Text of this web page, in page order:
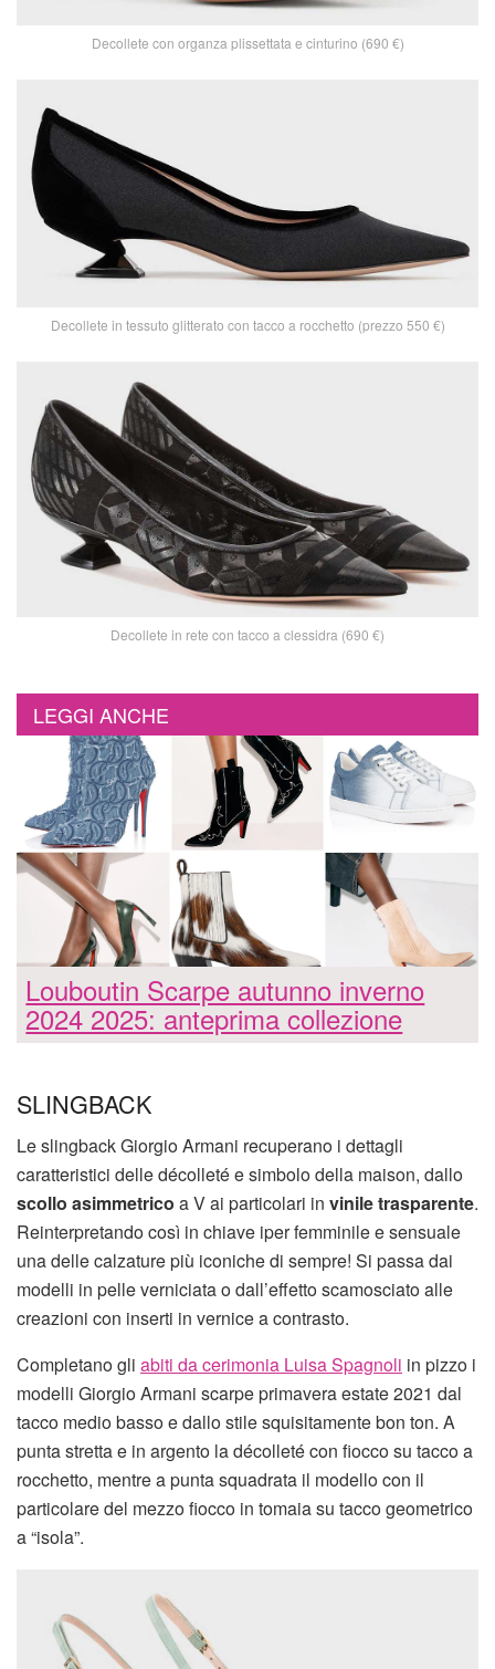
Decollete con organza plissettata e cinturino (690 €)
Decollete in tessuto glitterato con tacco a rocchetto (prezzo 550 €)
Decollete in rete con tacco a clessidra (690 €)
LEGGI ANCHE
Louboutin Scarpe autunno inverno
2024 2025: anteprima collezione
SLINGBACK
Le slingback Giorgio Armani recuperano i dettagli
caratteristici delle décolleté e simbolo della maison, dallo
scollo asimmetrico a V ai particolari in vinile trasparente.
Reinterpretando così in chiave iper femminile e sensuale
una delle calzature più iconiche di sempre! Si passa dai
modelli in pelle verniciata o dall’effetto scamosciato alle
creazioni con inserti in vernice a contrasto.
Completano gli abiti da cerimonia Luisa Spagnoli in pizzo i
modelli Giorgio Armani scarpe primavera estate 2021 dal
tacco medio basso e dallo stile squisitamente bon ton. A
punta stretta e in argento la décolleté con fiocco su tacco a
rocchetto, mentre a punta squadrata il modello con il
particolare del mezzo fiocco in tomaia su tacco geometrico
a “isola”.